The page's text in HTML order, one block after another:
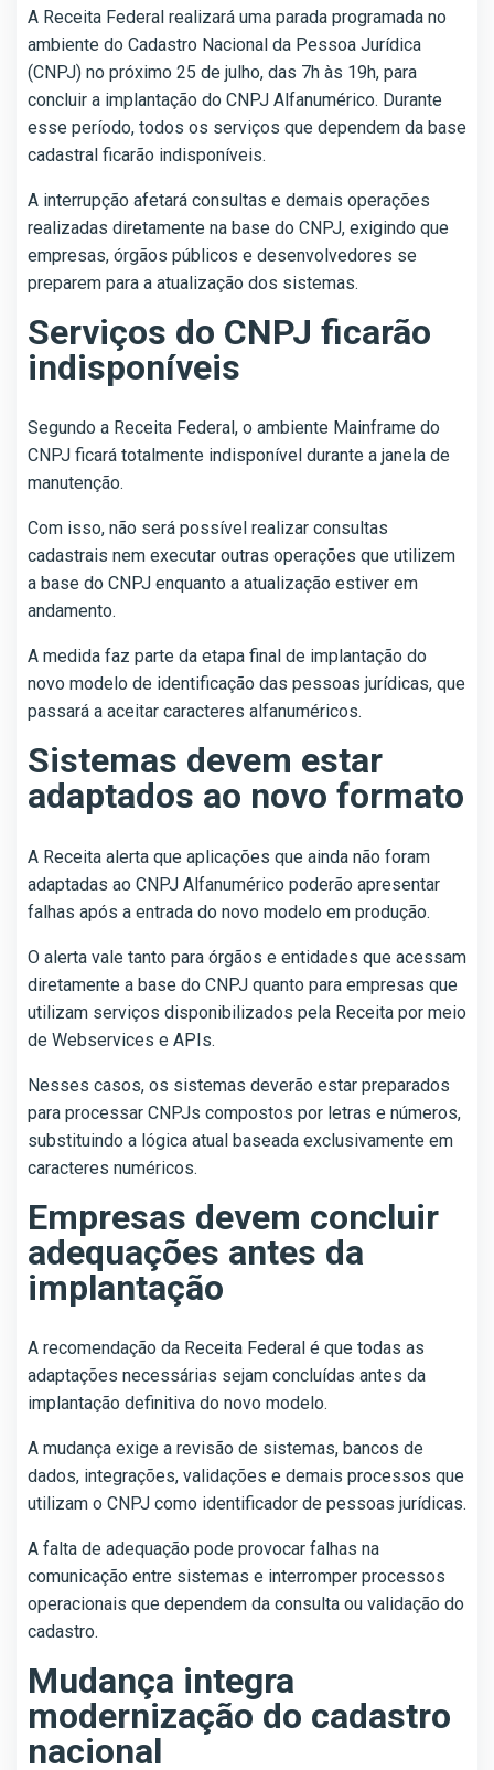
A Receita Federal realizará uma parada programada no
ambiente do Cadastro Nacional da Pessoa Jurídica
(CNPJ) no próximo 25 de julho, das 7h às 19h, para
concluir a implantação do CNPJ Alfanumérico. Durante
esse período, todos os serviços que dependem da base
cadastral ficarão indisponíveis.
A interrupção afetará consultas e demais operações
realizadas diretamente na base do CNPJ, exigindo que
empresas, órgãos públicos e desenvolvedores se
preparem para a atualização dos sistemas.
Serviços do CNPJ ficarão
indisponíveis
Segundo a Receita Federal, o ambiente Mainframe do
CNPJ ficará totalmente indisponível durante a janela de
manutenção.
Com isso, não será possível realizar consultas
cadastrais nem executar outras operações que utilizem
a base do CNPJ enquanto a atualização estiver em
andamento.
A medida faz parte da etapa final de implantação do
novo modelo de identificação das pessoas jurídicas, que
passará a aceitar caracteres alfanuméricos.
Sistemas devem estar
adaptados ao novo formato
A Receita alerta que aplicações que ainda não foram
adaptadas ao CNPJ Alfanumérico poderão apresentar
falhas após a entrada do novo modelo em produção.
O alerta vale tanto para órgãos e entidades que acessam
diretamente a base do CNPJ quanto para empresas que
utilizam serviços disponibilizados pela Receita por meio
de Webservices e APIs.
Nesses casos, os sistemas deverão estar preparados
para processar CNPJs compostos por letras e números,
substituindo a lógica atual baseada exclusivamente em
caracteres numéricos.
Empresas devem concluir
adequações antes da
implantação
A recomendação da Receita Federal é que todas as
adaptações necessárias sejam concluídas antes da
implantação definitiva do novo modelo.
A mudança exige a revisão de sistemas, bancos de
dados, integrações, validações e demais processos que
utilizam o CNPJ como identificador de pessoas jurídicas.
A falta de adequação pode provocar falhas na
comunicação entre sistemas e interromper processos
operacionais que dependem da consulta ou validação do
cadastro.
Mudança integra
modernização do cadastro
nacional